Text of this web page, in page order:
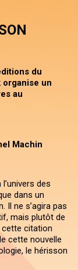
du
un
au
Machin
des
dans un
Il ne s’agira pas
mais plutôt de
cette citation
cette nouvelle
le hérisson